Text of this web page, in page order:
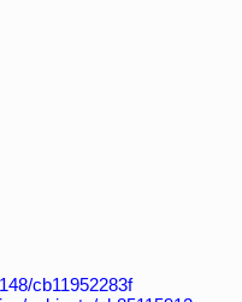
cb11952283f